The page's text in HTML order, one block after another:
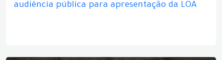
audiência pública para apresentação da LOA